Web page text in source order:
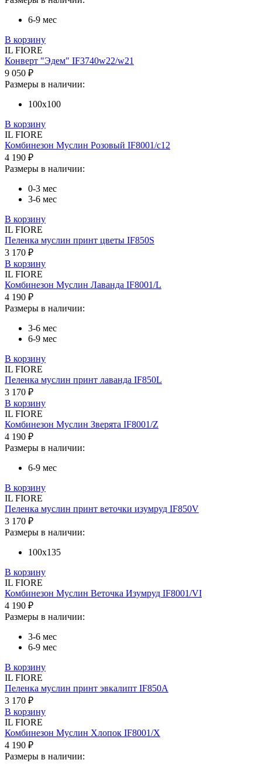
6-9 мес
В корзину
IL FIORE
Конверт "Эдем" IF3740w22/w21
9 050 ₽
Размеры в наличии:
100х100
В корзину
IL FIORE
Комбинезон Муслин Розовый IF8001/c12
4 190 ₽
Размеры в наличии:
0-3 мес
3-6 мес
В корзину
IL FIORE
Пеленка муслин принт цветы IF850S
3 170 ₽
В корзину
IL FIORE
Комбинезон Муслин Лаванда IF8001/L
4 190 ₽
Размеры в наличии:
3-6 мес
6-9 мес
В корзину
IL FIORE
Пеленка муслин принт лаванда IF850L
3 170 ₽
В корзину
IL FIORE
Комбинезон Муслин Зверята IF8001/Z
4 190 ₽
Размеры в наличии:
6-9 мес
В корзину
IL FIORE
Пеленка муслин принт веточки изумруд IF850V
3 170 ₽
Размеры в наличии:
100х135
В корзину
IL FIORE
Комбинезон Муслин Веточка Изумруд IF8001/VI
4 190 ₽
Размеры в наличии:
3-6 мес
6-9 мес
В корзину
IL FIORE
Пеленка муслин принт эвкалипт IF850A
3 170 ₽
В корзину
IL FIORE
Комбинезон Муслин Хлопок IF8001/X
4 190 ₽
Размеры в наличии: